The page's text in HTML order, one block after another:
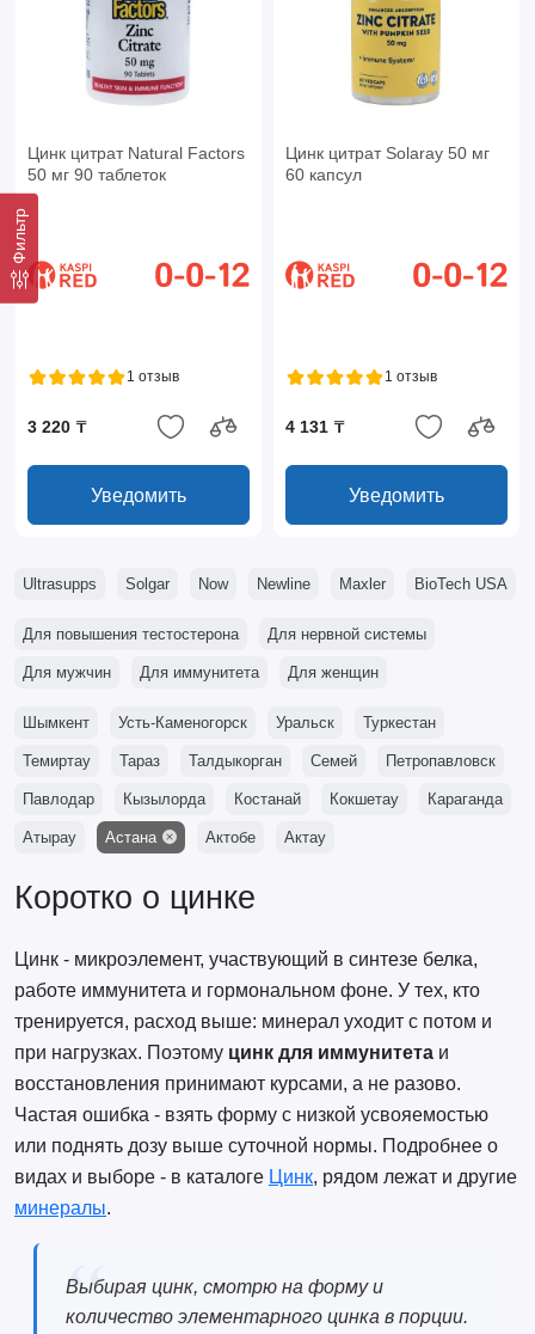
Фильтр
Цинк цитрат Natural Factors
50 мг 90 таблеток
1 отзыв
3 220 ₸
Уведомить
Цинк цитрат Solaray 50 мг
60 капсул
1 отзыв
4 131 ₸
Уведомить
Ultrasupps Solgar Now Newline Maxler BioTech USA
Для повышения тестостерона Для нервной системы
Для мужчин Для иммунитета Для женщин
Шымкент Усть-Каменогорск Уральск Туркестан
Темиртау Тараз Талдыкорган Семей Петропавловск
Павлодар Кызылорда Костанай Кокшетау Караганда
Атырау Астана Актобе Актау
Коротко о цинке
Цинк - микроэлемент, участвующий в синтезе белка,
работе иммунитета и гормональном фоне. У тех, кто
тренируется, расход выше: минерал уходит с потом и
при нагрузках. Поэтому цинк для иммунитетаи
восстановления принимают курсами, а не разово.
Частая ошибка - взять форму с низкой усвояемостью
или поднять дозу выше суточной нормы. Подробнее о
видах и выборе - в каталоге Цинк, рядом лежат и другие
минералы.
Выбирая цинк, смотрю на форму и
количество элементарного цинка в порции.